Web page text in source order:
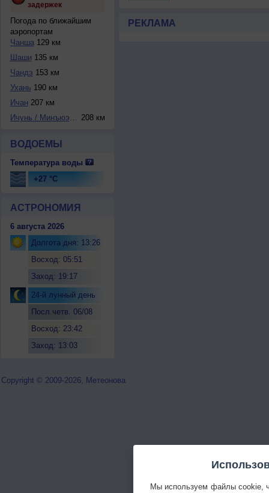
задержек
Погода по ближайшим
аэропортам
Чанша129 км
Шаши 135 км
Чандэ 153 км
Ухань 190 км
Ичан 207 км
Ичунь / Минъюэшан 208 км
ВОДОЕМЫ
Температура воды
+27 °C
АСТРОНОМИЯ
6 августа 2026
Долгота дня: 13:26
Восход: 05:51
Заход: 19:17
24-й лунный день
Посл.четв. 06/08
Восход: 23:42
Заход: 13:03
РЕКЛАМА
Copyright © 2009-2026, Метеонова
Мы используем файлы cookie,